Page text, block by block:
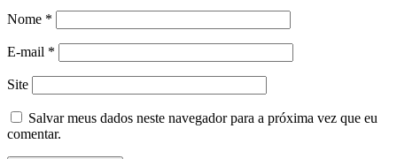
Nome *
E-mail *
Site
Salvar meus dados neste navegador para a próxima vez que eu
comentar.